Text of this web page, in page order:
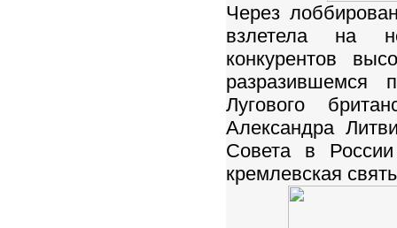
Через
взлетела на
конкурентов
разразившемся
Лугового
Александра
Совета в
кремлевская